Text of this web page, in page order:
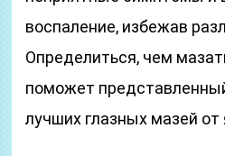
воспаление, избежав
Определиться, чем
поможет
лучших глазных мазей от